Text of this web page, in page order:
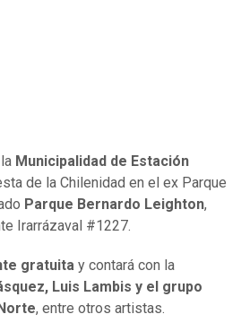
Municipalidad de Estación
de la Chilenidad en el ex Parque
Parque Bernardo Leighton,
Irarrázaval #1227.
gratuita y contará con la
Luis Lambis y el grupo
, entre otros artistas.